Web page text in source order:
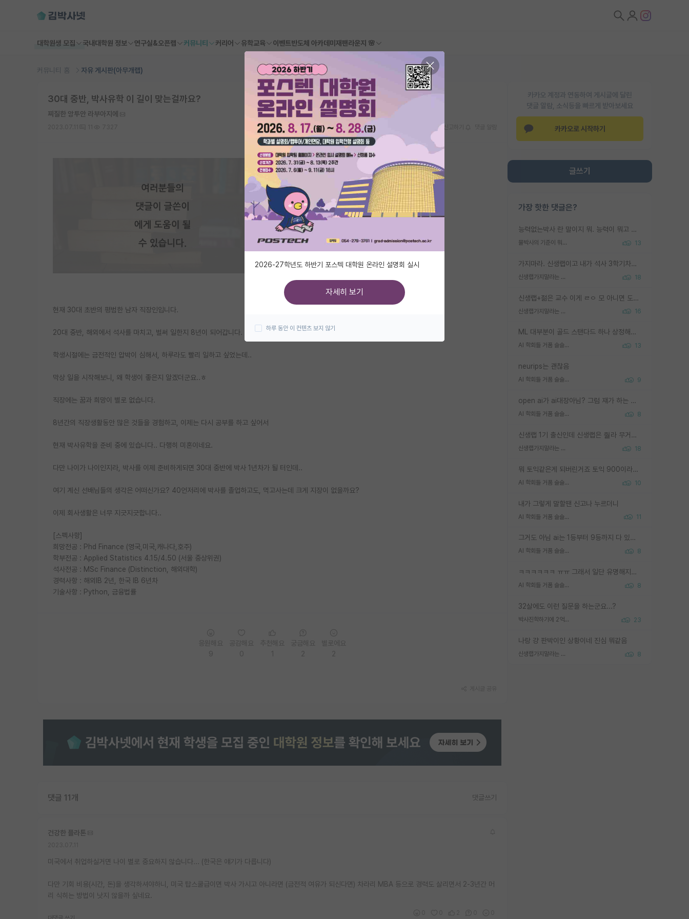
대학원생 모집 국내대학원 정보 연구실&오픈랩 커뮤니티 커리어 유학교육 이벤트반도체 아카데미 재팬라운지 🌸
커뮤니티 홈 자유 게시판(아무개랩)
카카오 계정과 연동하여 게시글에 달린
댓글 알람, 소식등을 빠르게 받아보세요
카카오로 시작하기
글쓰기
가장 핫한 댓글은?
능력없는박사 란 말이지 뭐. 능력이 뭐고 능력이 있다는게 뭔지는 사람마다 기준이 다르니까 얘기해봐야 서로 자기 기준만 얘기해서 논쟁이 끝이 안나고. 주위에서 능력있고 야심있는 신입생이 교수가 유의미한 피드백을 아예 안주면서 제대로된 과제에 참여해볼 기회도 제공하지 않고 잡일 뺑뺑이만 돌려서 맨날 단순작업만 하면서 밤새다가 눈빛이 점점 죽어가는걸 본 사람은 물박사는 교수탓이라고 하고, 교수는 이것저것 알려도 주고 기회도 주고 사수 동기 붙여주면서 어떻게든 끌고가려고 하는데 본인이 매일 뺀질거리면서 출근 하는둥마는둥 하다가 기껏 와서도 폰이나 쳐다보다가 실험 망치고 저녁약속있어서 먼저 가볼게요~ 하는걸 본 사람은 물박사는 본인탓이라고 함.
물박사의 기준이 뭐임? 13
가지마라. 신생랩이고 내가 석사 3학기차인데 최고참인데 나도 아무것도 모르는데 교수가 후배들 왜 논문 교육 안시키냐. 논문 왜 안 써오냐 닦달한다
신생랩가지말라는 이유가 있었구나 18
신생랩+젊은 교수 이게 ㄹㅇ 모 아니면 도인듯.
신생랩가지말라는 이유가 있었구나 16
ML 대부분이 골드 스탠다드 하나 상정해놓고 (벤치마크 데이터셋이 여러 개면 여러 개 상정) 그거 얼마나 잘 맞추나 싸움임 가끔 번뜩이는 설계 철학을 보여주는 논문들도 있지만 대부분 그거 성적 얼마나 더 올리느라에 혈안이 되어 있는 측면이 잇음
AI 학회들 거품 슬슬 지적이 나오네요 13
neurips는 괜찮음
AI 학회들 거품 슬슬 지적이 나오네요 9
open ai가 ai대장아님? 그럼 쟤가 하는 말이 다 맞겠네
AI 학회들 거품 슬슬 지적이 나오네요 8
신생랩 1기 출신인데 신생랩은 줠라 무거운 바벨 같은거임. 들면 대박인데 못들면 깔려 죽음. 아무도 알려주지 않는 환경에서 자생해야하지만, 일단 살아남았다면 그 어떤 사람보다 악착같고 생존력 높은 사람으로 거듭날 수 있음
신생랩가지말라는 이유가 있었구나 18
뭐 토익같은게 되버린거죠 토익 900이라고 영어잘하는건 아닙니다만 잘하는사람은 다 900을 넘는 그런
AI 학회들 거품 슬슬 지적이 나오네요 10
내가 그렇게 말할땐 신고나 누르더니
AI 학회들 거품 슬슬 지적이 나오네요 11
그거도 아님 ai는 1등부터 9등까지 다 있음 그거도 없는 사람은 뭐냐 교수가 그냥 못하게 한거 1등급도 교수가 막으면 안됨
AI 학회들 거품 슬슬 지적이 나오네요 8
ㅋㅋㅋㅋㅋㅋ ㅠㅠ 그래서 일단 유명해지는게 중요한거같습니다
AI 학회들 거품 슬슬 지적이 나오네요 8
32살에도 이런 질문을 하는군요...?
박사진학하기에 2억은 괜찮은 (?) 정도의 경제력인가요 23
나랑 걍 판박이인 상황이네 진심 뭐같음
신생랩가지말라는 이유가 있었구나 8
30대 중반, 박사유학 이 길이 맞는걸까요?
찌질한 앙투안 라부아지에
현재 30대 초반의 평범한 남자 직장인입니다.
20대 중반, 해외에서 석사를 마치고, 벌써 일한지 8년이 되어갑니다.
학생시절에는 금전적인 압박이 심해서, 하루라도 빨리 일하고 싶었는데..
막상 일을 시작해보니, 왜 학생이 좋은지 알겠더군요..ㅎ
직장에는 꿈과 희망이 별로 없습니다.
8년간의 직장생활동안 많은 것들을 경험하고, 이제는 다시 공부를 하고 싶어서
현재 박사유학을 준비 중에 있습니다.. 다행히 미혼이네요.
다만 나이가 나이인지라, 박사를 이제 준비하게되면 30대 중반에 박사 1년차가 될 터인데..
여기 계신 선배님들의 생각은 어떠신가요? 40언저리에 박사를 졸업하고도, 먹고사는데 크게 지장이 없을까요?
이제 회사생활은 너무 지긋지긋합니다..
[스펙사항]
희망전공 : Phd Finance (영국,미국,캐나다,호주)
학부전공 : Applied Statistics 4.15/4.50 (서울 중상위권)
석사전공 : MSc Finance (Distinction, 해외대학)
경력사항 : 해외IB 2년, 한국 IB 6년차
기술사항 : Python, 금융법률
댓글 11개 댓글쓰기
건강한 플라톤
미국에서 취업하실거면 나이 별로 중요하지 않습니다... (한국은 얘기가 다릅니다)
다만 기회 비용(시간, 돈)을 생각하셔야하니, 미국 탑스쿨급이면 박사 가시고 아니라면 (금전적 여유가 되신다면) 차라리 MBA 등으로 경력도 살리면서 2-3년간 머
리 식히는 방법이 낫지 않을까 싶네요.
2026-27학년도 하반기 포스텍 대학원 온라인 설명회 실시
자세히 보기
하루 동안 이 컨텐츠 보지 않기